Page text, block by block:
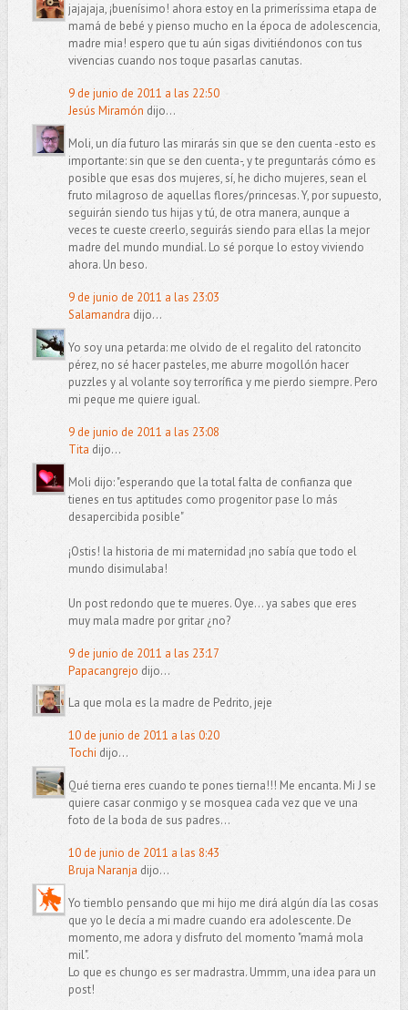
jajajaja, ¡buenísimo! ahora estoy en la primeríssima etapa de
mamá de bebé y pienso mucho en la época de adolescencia,
madre mia! espero que tu aún sigas divitiéndonos con tus
vivencias cuando nos toque pasarlas canutas.
9 de junio de 2011 a las 22:50
Jesús Miramón dijo...
Moli, un día futuro las mirarás sin que se den cuenta -esto es
importante: sin que se den cuenta-, y te preguntarás cómo es
posible que esas dos mujeres, sí, he dicho mujeres, sean el
fruto milagroso de aquellas flores/princesas. Y, por supuesto,
seguirán siendo tus hijas y tú, de otra manera, aunque a
veces te cueste creerlo, seguirás siendo para ellas la mejor
madre del mundo mundial. Lo sé porque lo estoy viviendo
ahora. Un beso.
9 de junio de 2011 a las 23:03
Salamandra dijo...
Yo soy una petarda: me olvido de el regalito del ratoncito
pérez, no sé hacer pasteles, me aburre mogollón hacer
puzzles y al volante soy terrorífica y me pierdo siempre. Pero
mi peque me quiere igual.
9 de junio de 2011 a las 23:08
Tita dijo...
Moli dijo: "esperando que la total falta de confianza que
tienes en tus aptitudes como progenitor pase lo más
desapercibida posible"
¡Ostis! la historia de mi maternidad ¡no sabía que todo el
mundo disimulaba!
Un post redondo que te mueres. Oye... ya sabes que eres
muy mala madre por gritar ¿no?
9 de junio de 2011 a las 23:17
Papacangrejo dijo...
La que mola es la madre de Pedrito, jeje
10 de junio de 2011 a las 0:20
Tochi dijo...
Qué tierna eres cuando te pones tierna!!! Me encanta. Mi J se
quiere casar conmigo y se mosquea cada vez que ve una
foto de la boda de sus padres...
10 de junio de 2011 a las 8:43
Bruja Naranja dijo...
Yo tiemblo pensando que mi hijo me dirá algún día las cosas
que yo le decía a mi madre cuando era adolescente. De
momento, me adora y disfruto del momento "mamá mola
mil".
Lo que es chungo es ser madrastra. Ummm, una idea para un
post!